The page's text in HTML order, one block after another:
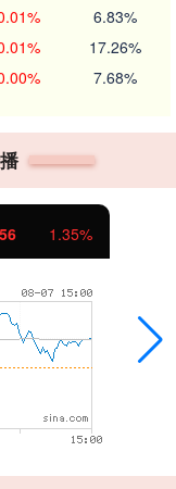
6.83%
17.26%
7.68%
1.35%